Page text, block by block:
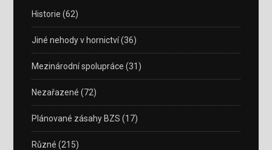
Historie (62)
Jiné nehody v hornictví(36)
Mezinárodní spolupráce (31)
Nezařazené (72)
Plánované zásahy BZS (17)
Různé (215)